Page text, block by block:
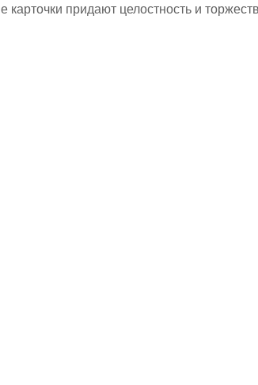
карточки придают целостность и